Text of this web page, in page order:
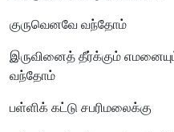
குருவெனவே வந்தோம்
இருவினைத் தீர்க்கும்
வந்தோம்
பள்ளிக் கட்டு சபரிமலைக்கு